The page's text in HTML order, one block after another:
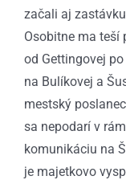
začali aj
Osobitne ma teší
od Gettingovej
na Bulíkovej a
mestský
sa nepodarí v
komunikáciu na
je majetkovo